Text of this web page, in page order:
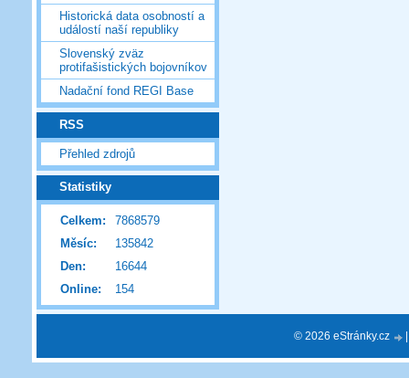
Historická data osobností a
událostí naší republiky
Slovenský zväz
protifašistických bojovníkov
Nadační fond REGI Base
RSS
Přehled zdrojů
Statistiky
Online: 154
Celkem:
7868579
Měsíc:
135842
Den:
16644
© 2026 eStránky.cz